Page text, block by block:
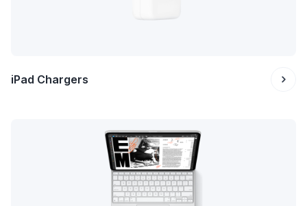
iPad Chargers